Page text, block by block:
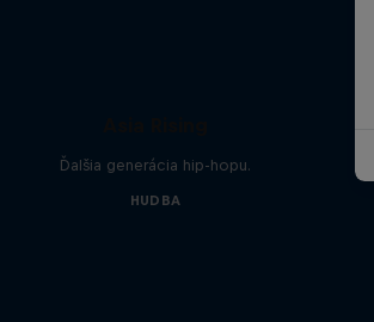
Ďalšia generácia hip-hopu.
HUDBA